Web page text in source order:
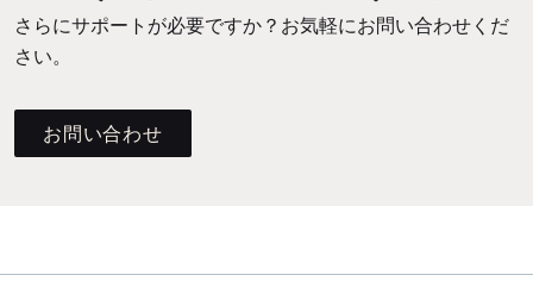
さらにサポートが必要ですか？お気軽にお問い合わせくだ
さい。
お問い合わせ